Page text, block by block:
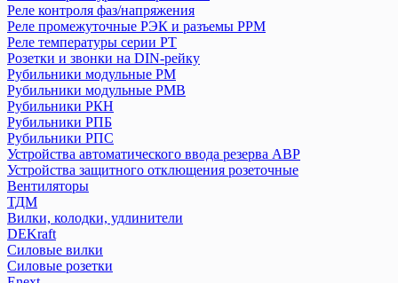
Выключатели нагрузки (рубильники) в корпусе ВНК
Выключатели путевые и концевые КУ, ВК, ВПК
Выключатели-разъединители ВР32
Выключатели-разъединители с функцией защиты ПВР
Выключатель нагрузки (мини-рубильник) ВН-32
Выключатель пакетный ПВ
Держатели для плавких вставок ДПВ
Дифференциальные автоматы АД-2 и АД-4
Дифференциальные автоматы АД12
Дифференциальные автоматы серии АВДТ 32
Дифференциальные автоматы серии АВДТ 63
Дифференциальные автоматы серии АВДТ 64
Конденсаторы
Контакторы
Кулачковые переключатели КПУ
Реле контроля фаз/напряжения
Реле промежуточные РЭК и разъемы РРМ
Реле температуры серии РТ
Розетки и звонки на DIN-рейку
Рубильники модульные РМ
Рубильники модульные РМВ
Рубильники РКН
Рубильники РПБ
Рубильники РПС
Устройства автоматического ввода резерва АВР
Устройства защитного отклющения розеточные
Вентиляторы
ТДМ
Вилки, колодки, удлинители
DEKraft
Силовые вилки
Силовые розетки